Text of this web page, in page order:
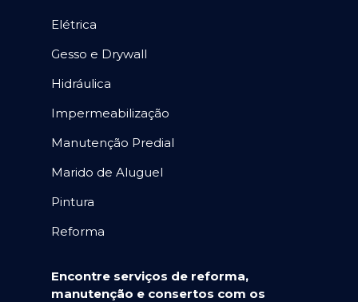
Elétrica
Gesso e Drywall
Hidráulica
Impermeabilização
Manutenção Predial
Marido de Aluguel
Pintura
Reforma
Encontre serviços de reforma,
manutenção e consertos com os